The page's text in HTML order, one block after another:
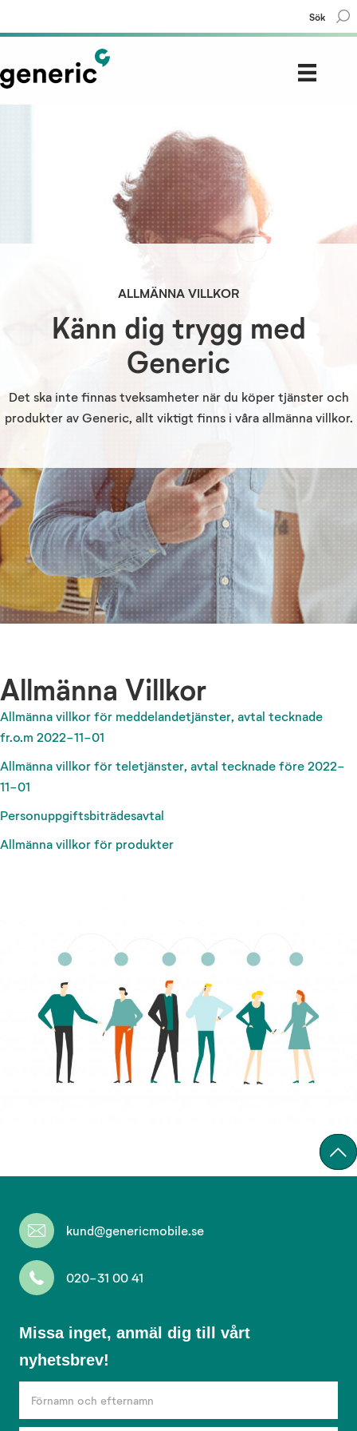
Sök
ALLMÄNNA VILLKOR
Känn dig trygg med
Generic
Det ska inte finnas tveksamheter när du köper tjänster och
produkter av Generic, allt viktigt finns i våra allmänna villkor.
Allmänna Villkor
Allmänna villkor för meddelandetjänster, avtal tecknade
fr.o.m 2022-11-01
Allmänna villkor för teletjänster, avtal tecknade före 2022-
11-01
Personuppgiftsbiträdesavtal
Allmänna villkor för produkter
kund@genericmobile.se
020-31 00 41
anmäl
dig
till
Missa inget, anmäl dig till vårt
nyhetsbrev!